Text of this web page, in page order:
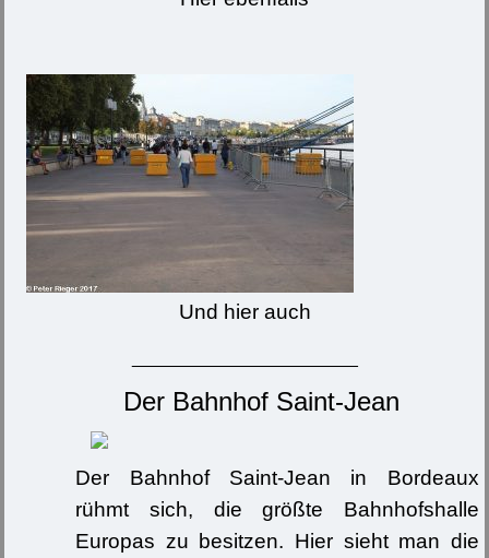
Und hier auch
Der Bahnhof Saint-Jean
Der Bahnhof Saint-Jean in Bordeaux
rühmt sich, die größte Bahnhofshalle
Europas zu besitzen. Hier sieht man die